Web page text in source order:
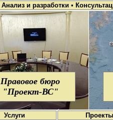
Анализ и разработки •
Правовое бюро
"Проект-ВС"
Услуги Проекты